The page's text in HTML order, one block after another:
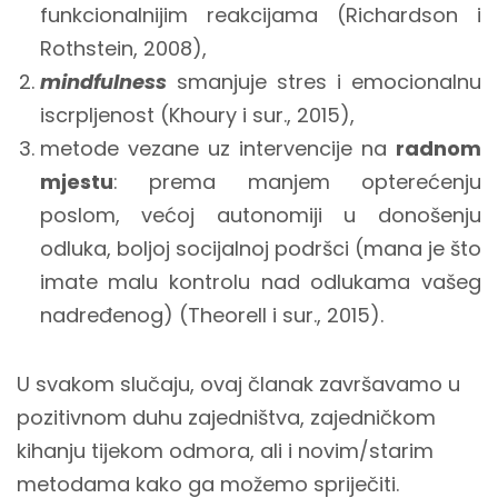
funkcionalnijim reakcijama (Richardson i
Rothstein, 2008),
mindfulness smanjuje stres i emocionalnu
iscrpljenost (Khoury i sur., 2015),
metode vezane uz intervencije na radnom
mjestu: prema manjem opterećenju
poslom, većoj autonomiji u donošenju
odluka, boljoj socijalnoj podršci (mana je što
imate malu kontrolu nad odlukama vašeg
nadređenog) (Theorell i sur., 2015).
U svakom slučaju, ovaj članak završavamo u
pozitivnom duhu zajedništva, zajedničkom
kihanju tijekom odmora, ali i novim/starim
metodama kako ga možemo spriječiti.